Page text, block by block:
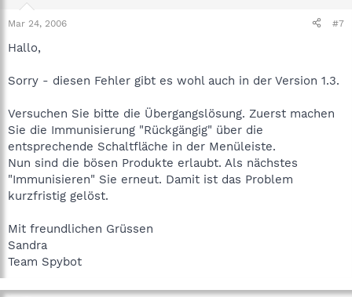
Mar 24, 2006 #7
Hallo,
Sorry - diesen Fehler gibt es wohl auch in der Version 1.3.
Versuchen Sie bitte die Übergangslösung. Zuerst machen
Sie die Immunisierung "Rückgängig" über die
entsprechende Schaltfläche in der Menüleiste.
Nun sind die bösen Produkte erlaubt. Als nächstes
"Immunisieren" Sie erneut. Damit ist das Problem
kurzfristig gelöst.
Mit freundlichen Grüssen
Sandra
Team Spybot